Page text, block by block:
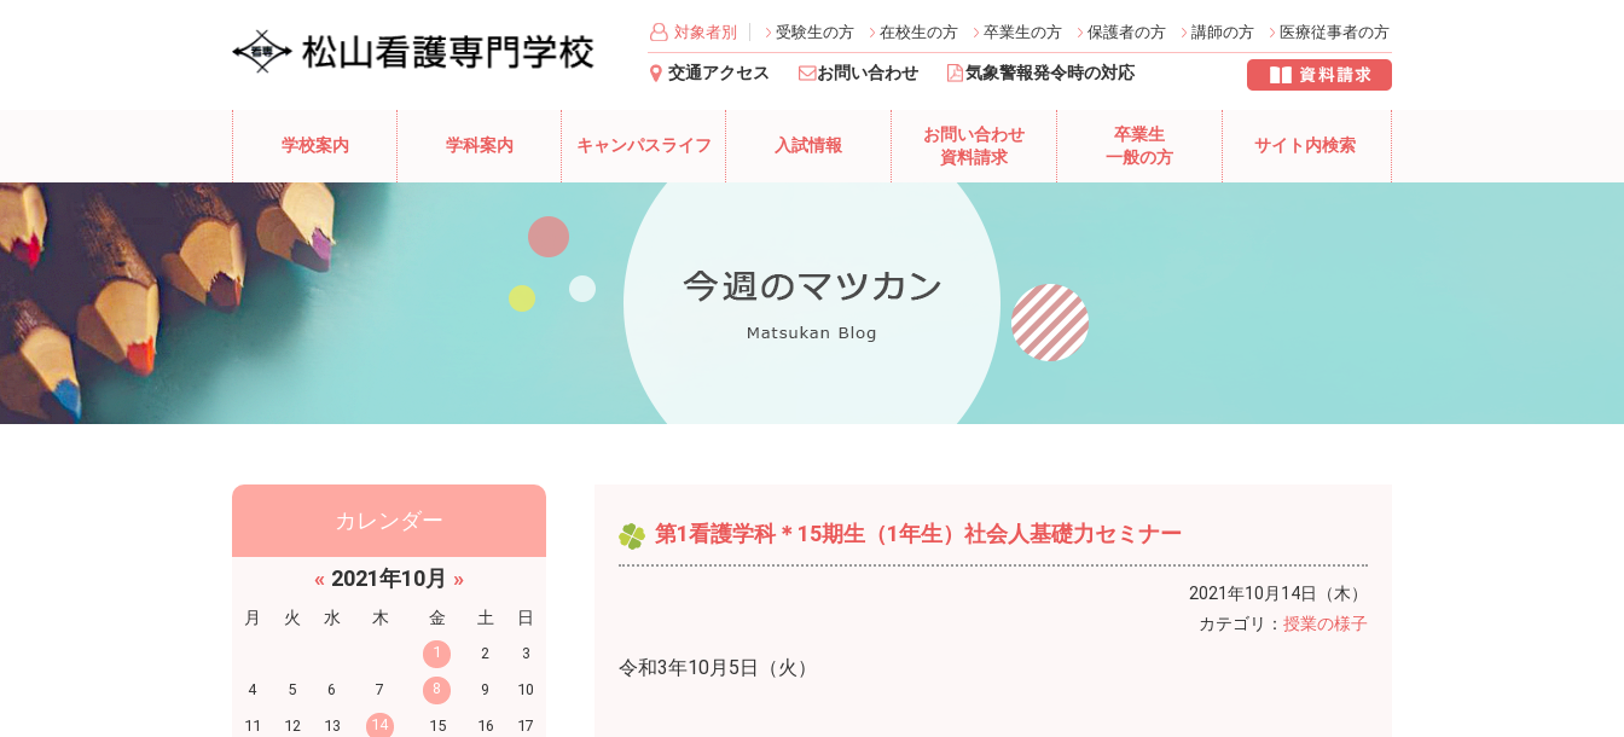
対象者別 受験生の方 在校生の方 卒業生の方 保護者の方 講師の方 医療従事者の方
交通アクセス お問い合わせ 気象警報発令時の対応
学校案内 学科案内 キャンパスライフ 入試情報
お問い合わせ
資料請求
卒業生
一般の方
サイト内検索
第1看護学科＊15期生（1年生）社会人基礎力セミナー
2021年10月14日（木）
カテゴリ： 授業の様子
令和3年10月5日（火）
カレンダー
« 2021年10月 »
月 火 水 木 金 土 日
1 2
3
4
5 6 7 8 9
10
11
12 13 14 15 16
17